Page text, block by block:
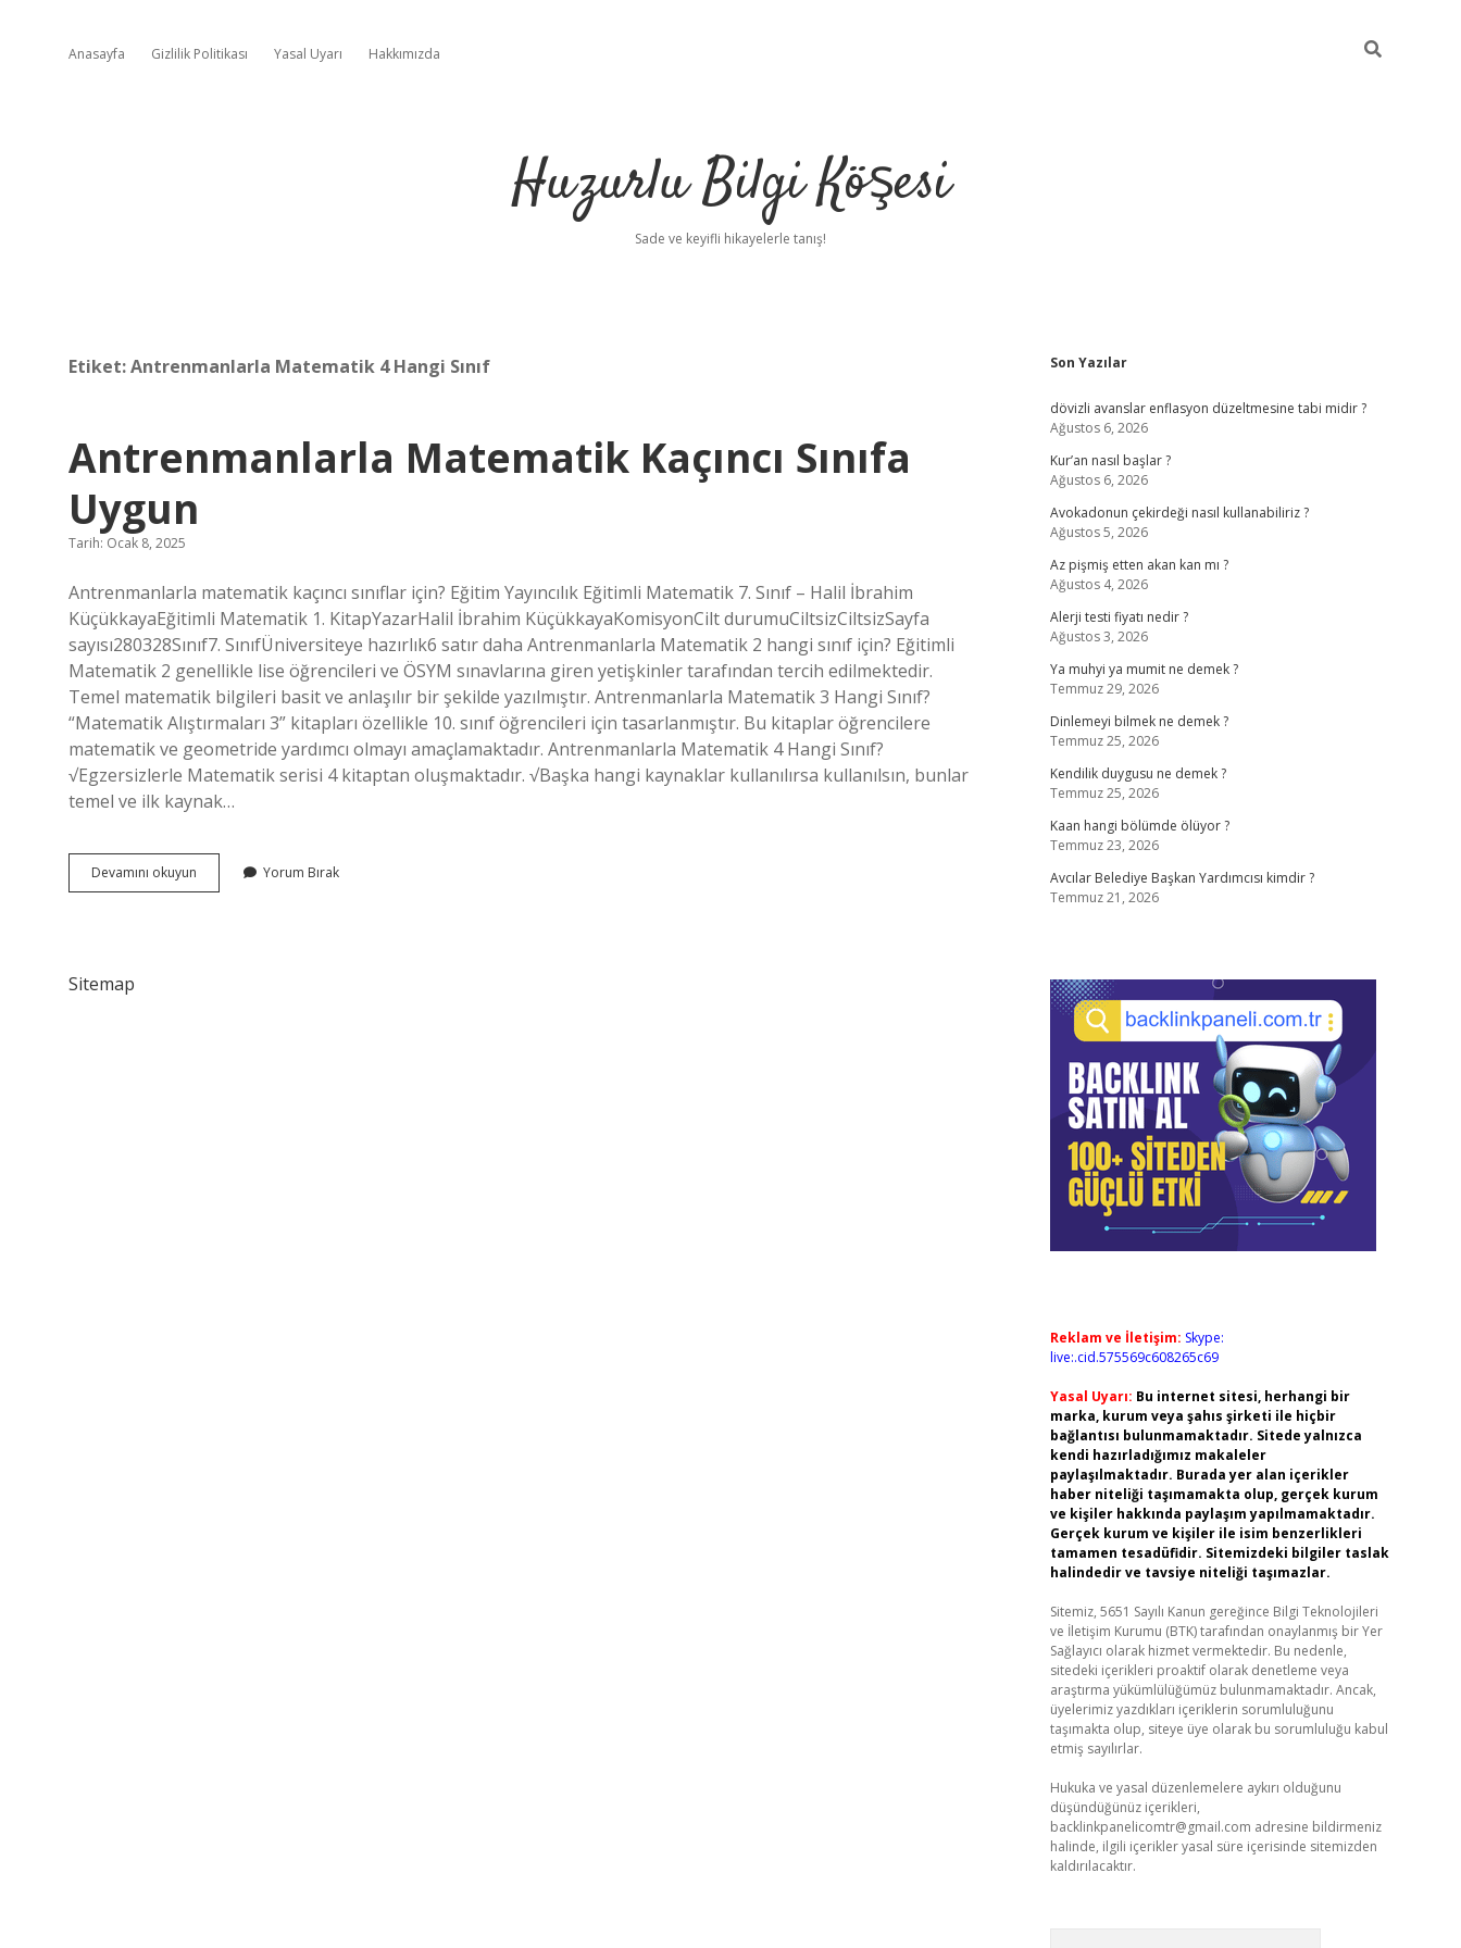
Anasayfa Gizlilik Politikası Yasal Uyarı Hakkımızda
Huzurlu Bilgi Köşesi
Sade ve keyifli hikayelerle tanış!
Etiket:Antrenmanlarla Matematik 4 Hangi Sınıf
Antrenmanlarla Matematik Kaçıncı Sınıfa
Uygun
Tarih: Ocak 8, 2025
Antrenmanlarla matematik kaçıncı sınıflar için? Eğitim Yayıncılık Eğitimli Matematik 7. Sınıf – Halil İbrahim
KüçükkayaEğitimli Matematik 1. KitapYazarHalil İbrahim KüçükkayaKomisyonCilt durumuCiltsizCiltsizSayfa
sayısı280328Sınıf7. SınıfÜniversiteye hazırlık6 satır daha Antrenmanlarla Matematik 2 hangi sınıf için? Eğitimli
Matematik 2 genellikle lise öğrencileri ve ÖSYM sınavlarına giren yetişkinler tarafından tercih edilmektedir.
Temel matematik bilgileri basit ve anlaşılır bir şekilde yazılmıştır. Antrenmanlarla Matematik 3 Hangi Sınıf?
“Matematik Alıştırmaları 3” kitapları özellikle 10. sınıf öğrencileri için tasarlanmıştır. Bu kitaplar öğrencilere
matematik ve geometride yardımcı olmayı amaçlamaktadır. Antrenmanlarla Matematik 4 Hangi Sınıf?
√Egzersizlerle Matematik serisi 4 kitaptan oluşmaktadır. √Başka hangi kaynaklar kullanılırsa kullanılsın, bunlar
temel ve ilk kaynak…
Devamını okuyun Antrenmanlarla
Matematik
Yorum Bırak
Sitemap
Sidebar
Son Yazılar
dövizli avanslar enflasyon düzeltmesine tabi midir ?
Ağustos 6, 2026
Kur’an nasıl başlar ?
Ağustos 6, 2026
Avokadonun çekirdeği nasıl kullanabiliriz ?
Ağustos 5, 2026
Az pişmiş etten akan kan mı ?
Ağustos 4, 2026
Alerji testi fiyatı nedir ?
Ağustos 3, 2026
Ya muhyi ya mumit ne demek ?
Temmuz 29, 2026
Dinlemeyi bilmek ne demek ?
Temmuz 25, 2026
Kendilik duygusu ne demek ?
Temmuz 25, 2026
Kaan hangi bölümde ölüyor ?
Temmuz 23, 2026
Avcılar Belediye Başkan Yardımcısı kimdir ?
Temmuz 21, 2026
Reklam ve İletişim: Skype:
live:.cid.575569c608265c69
Yasal Uyarı: Bu internet sitesi, herhangi bir
marka, kurum veya şahıs şirketi ile hiçbir
bağlantısı bulunmamaktadır. Sitede yalnızca
kendi hazırladığımız makaleler
paylaşılmaktadır. Burada yer alan içerikler
haber niteliği taşımamakta olup, gerçek kurum
ve kişiler hakkında paylaşım yapılmamaktadır.
Gerçek kurum ve kişiler ile isim benzerlikleri
tamamen tesadüfidir. Sitemizdeki bilgiler taslak
halindedir ve tavsiye niteliği taşımazlar.
Sitemiz, 5651 Sayılı Kanun gereğince Bilgi Teknolojileri
ve İletişim Kurumu (BTK) tarafından onaylanmış bir Yer
Sağlayıcı olarak hizmet vermektedir. Bu nedenle,
sitedeki içerikleri proaktif olarak denetleme veya
araştırma yükümlülüğümüz bulunmamaktadır. Ancak,
üyelerimiz yazdıkları içeriklerin sorumluluğunu
taşımakta olup, siteye üye olarak bu sorumluluğu kabul
etmiş sayılırlar.
Hukuka ve yasal düzenlemelere aykırı olduğunu
düşündüğünüz içerikleri,
backlinkpanelicomtr@gmail.com adresine bildirmeniz
halinde, ilgili içerikler yasal süre içerisinde sitemizden
kaldırılacaktır.